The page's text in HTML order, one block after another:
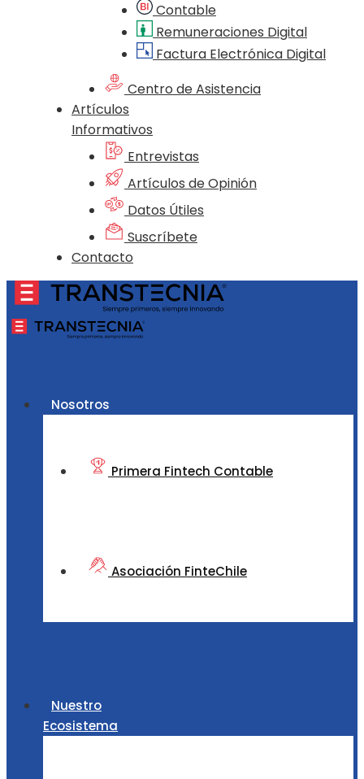
Contable
Remuneraciones Digital
Factura Electrónica Digital
Centro de Asistencia
Artículos
Informativos
Entrevistas
Artículos de Opinión
Datos Útiles
Suscríbete
Contacto
Nosotros
Primera Fintech Contable
Asociación FinteChile
Nuestro
Ecosistema